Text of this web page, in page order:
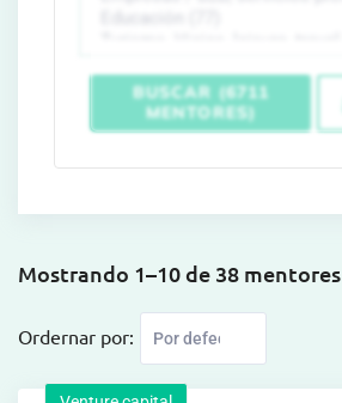
BUSCAR (6711
MENTORES)
Mostrando 1–10 de 38 mentores
Ordernar por: